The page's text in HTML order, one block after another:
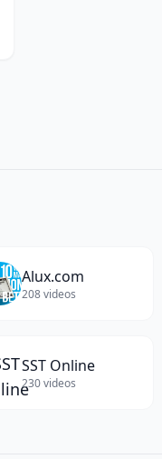
Alux.com
208videos
SST Online
230videos